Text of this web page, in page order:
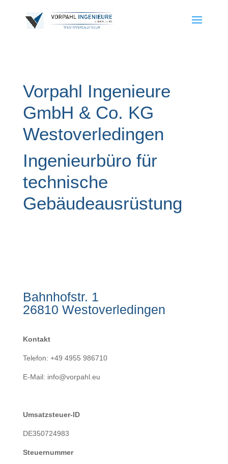
Vorpahl Ingenieure
GmbH & Co. KG
Westoverledingen
Ingenieurbüro für
technische
Gebäudeausrüstung
Bahnhofstr. 1
26810 Westoverledingen
Kontakt
Telefon: +49 4955 986710
E-Mail: info@vorpahl.eu
Umsatzsteuer-ID
DE350724983
Steuernummer